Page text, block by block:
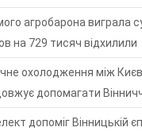
агробарона виграла
на 729 тисяч відхилили
охолодження між
допомагати
допоміг Вінницькій